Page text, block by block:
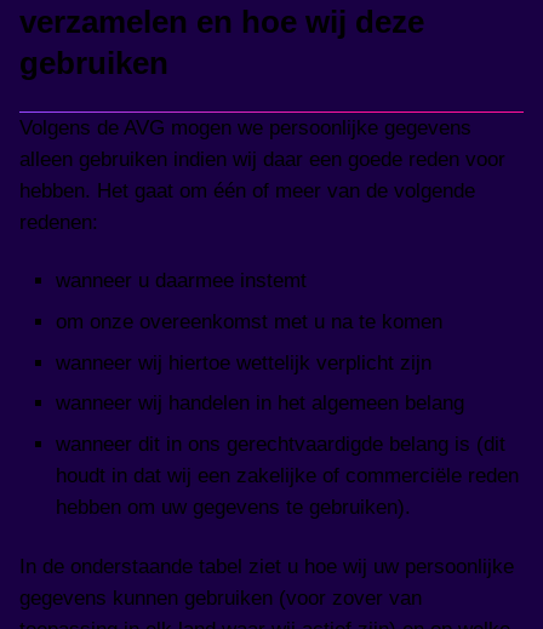
verzamelen en hoe wij deze
gebruiken
Volgens de AVG mogen we persoonlijke gegevens
alleen gebruiken indien wij daar een goede reden voor
hebben. Het gaat om één of meer van de volgende
redenen:
wanneer u daarmee instemt
om onze overeenkomst met u na te komen
wanneer wij hiertoe wettelijk verplicht zijn
wanneer wij handelen in het algemeen belang
wanneer dit in ons gerechtvaardigde belang is (dit
houdt in dat wij een zakelijke of commerciële reden
hebben om uw gegevens te gebruiken).
In de onderstaande tabel ziet u hoe wij uw persoonlijke
gegevens kunnen gebruiken (voor zover van